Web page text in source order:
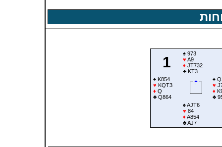
1
♠973
♥ A9
♦ JT732
♣KT3
♠K854
♥ KQT3
♦ Q
♣Q864
♠
♥
♦
♣
♠AJT6
♥ 84
♦ A854
♣AJ7